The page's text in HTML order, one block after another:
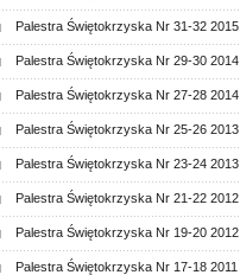
Palestra Świętokrzyska Nr 31-32 2015
Palestra Świętokrzyska Nr 29-30 2014
Palestra Świętokrzyska Nr 27-28 2014
Palestra Świętokrzyska Nr 25-26 2013
Palestra Świętokrzyska Nr 23-24 2013
Palestra Świętokrzyska Nr 21-22 2012
Palestra Świętokrzyska Nr 19-20 2012
Palestra Świętokrzyska Nr 17-18 2011